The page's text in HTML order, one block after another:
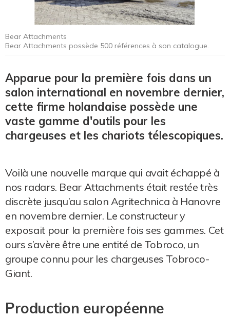
Bear Attachments
Bear Attachments possède 500 références à son catalogue.
Apparue pour la première fois dans un
salon international en novembre dernier,
cette firme holandaise possède une
vaste gamme d'outils pour les
chargeuses et les chariots télescopiques.
Voilà une nouvelle marque qui avait échappé à
nos radars. Bear Attachments était restée très
discrète jusqu’au salon Agritechnica à Hanovre
en novembre dernier. Le constructeur y
exposait pour la première fois ses gammes. Cet
ours s’avère être une entité de Tobroco, un
groupe connu pour les chargeuses Tobroco-
Giant.
Production européenne